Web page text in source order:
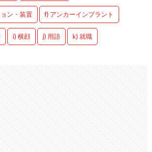
ン・装置 f) アンカーインプラント
i) 横顔 j) 用語 k) 就職